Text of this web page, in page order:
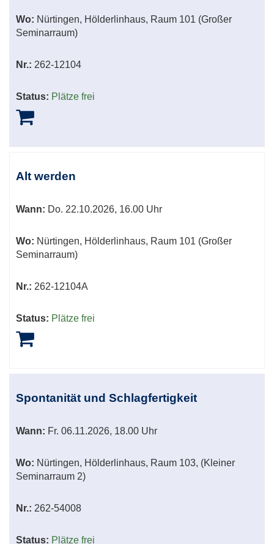
Wo: Nürtingen, Hölderlinhaus, Raum 101 (Großer
Seminarraum)
Nr.: 262-12104
Status: Plätze frei
Alt werden
Wann: Do. 22.10.2026, 16.00 Uhr
Wo: Nürtingen, Hölderlinhaus, Raum 101 (Großer
Seminarraum)
Nr.: 262-12104A
Status: Plätze frei
Spontanität und Schlagfertigkeit
Wann: Fr. 06.11.2026, 18.00 Uhr
Wo: Nürtingen, Hölderlinhaus, Raum 103, (Kleiner
Seminarraum 2)
Nr.: 262-54008
Status: Plätze frei